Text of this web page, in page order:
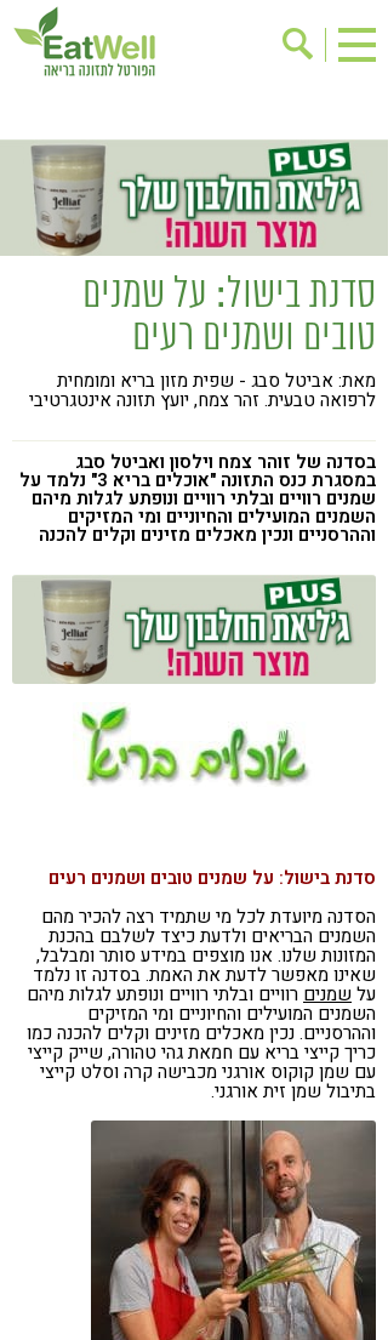
בישול בריא
אינדקס עסקים
ריפוי ומניעת מחלות
בריאות האישה
תוספי תזונה
מתכוני בריאות
אירועים
שינוי תזונתי
גישות בתזונה
דיאטה
ניקוי רעלים
מזונות על
ילדים
תזונה וספורט
הפרעות קשב & ריכוז
אכילה רגשית
רגישות לגלוטן
טעים להכיר
סדנת בישול: על שמנים
טובים ושמנים רעים
מאת: אביטל סבג - שפית מזון בריא ומומחית
לרפואה טבעית. זהר צמח, יועץ תזונה אינטגרטיבי
בסדנה של זוהר צמח וילסון ואביטל סבג
במסגרת כנס התזונה "אוכלים בריא 3" נלמד על
שמנים רוויים ובלתי רוויים ונופתע לגלות מיהם
השמנים המועילים והחיוניים ומי המזיקים
וההרסניים ונכין מאכלים מזינים וקלים להכנה
סדנת בישול: על שמנים טובים ושמנים רעים
הסדנה מיועדת לכל מי שתמיד רצה להכיר מהם
השמנים הבריאים ולדעת כיצד לשלבם בהכנת
המזונות שלנו. אנו מוצפים במידע סותר ומבלבל,
שאינו מאפשר לדעת את האמת. בסדנה זו נלמד
על שמנים רוויים ובלתי רוויים ונופתע לגלות מיהם
השמנים המועילים והחיוניים ומי המזיקים
וההרסניים. נכין מאכלים מזינים וקלים להכנה כמו
כריך קייצי בריא עם חמאת גהי טהורה, שייק קייצי
עם שמן קוקוס אורגני מכבישה קרה וסלט קייצי
בתיבול שמן זית אורגני.